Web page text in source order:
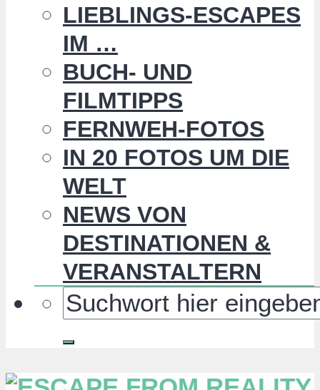
LIEBLINGS-ESCAPES
IM …
BUCH- UND
FILMTIPPS
FERNWEH-FOTOS
IN 20 FOTOS UM DIE
WELT
NEWS VON
DESTINATIONEN &
VERANSTALTERN